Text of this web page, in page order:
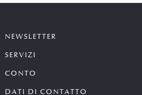
NEWSLETTER
SERVIZI
CONTO
DATI DI CONTATTO